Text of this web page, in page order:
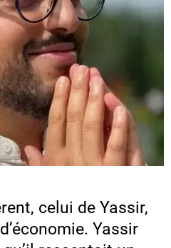
celui de Yassir,
Yassir